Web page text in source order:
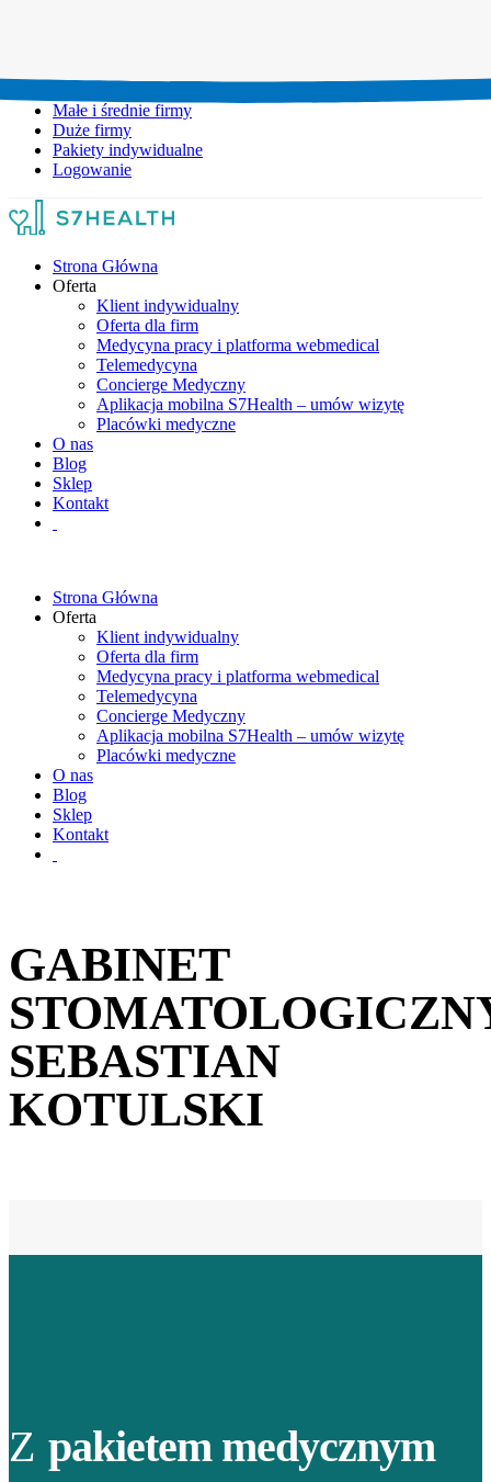
Małe i średnie firmy
Duże firmy
Pakiety indywidualne
Logowanie
Strona Główna
Oferta
Klient indywidualny
Oferta dla firm
Medycyna pracy i platforma webmedical
Telemedycyna
Concierge Medyczny
Aplikacja mobilna S7Health – umów wizytę
Placówki medyczne
O nas
Blog
Sklep
Kontakt
Strona Główna
Oferta
Klient indywidualny
Oferta dla firm
Medycyna pracy i platforma webmedical
Telemedycyna
Concierge Medyczny
Aplikacja mobilna S7Health – umów wizytę
Placówki medyczne
O nas
Blog
Sklep
Kontakt
GABINET
SEBASTIAN
KOTULSKI
Z pakietem medycznym